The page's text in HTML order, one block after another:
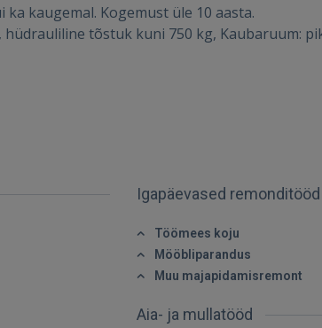
Jäta mind meelde
FACEBOOK
kaugemal. Kogemust üle 10 aasta.
tõstuk kuni 750 kg, Kaubaruum:
Igapäevased
Töömees koju
Mööbliparandus
Muu majapidamisremont
Aia- ja mullatööd